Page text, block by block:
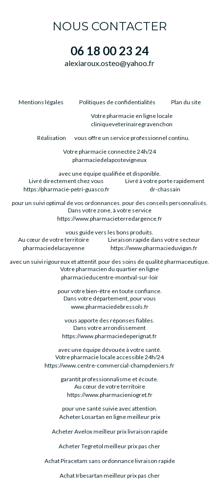
NOUS CONTACTER
06 18 00 23 24
alexiaroux.osteo@yahoo.fr
Mentions légales Politiques de confidentialités Plan du site
Réalisation
Votre pharmacie en ligne locale
cliniqueveterinairegravenchon
vous offre un service professionnel continu.
Votre pharmacie connectée 24h/24
pharmaciedelapostevigneux
avec une équipe qualifiée et disponible.
Livré directement chez vous
https://pharmacie-petri-guasco.fr
pour un suivi optimal de vos ordonnances.
Livré à votre porte rapidement
dr-chassain
pour des conseils personnalisés.
Dans votre zone, à votre service
https://www.pharmacieterredargence.fr
vous guide vers les bons produits.
Au cœur de votre territoire
pharmaciedelacayenne
avec un suivi rigoureux et attentif.
Livraison rapide dans votre secteur
https://www.pharmacieduvigan.fr
pour des soins de qualité pharmaceutique.
Votre pharmacien du quartier en ligne
pharmacieducentre-montval-sur-loir
pour votre bien-être en toute confiance.
Dans votre département, pour vous
www.pharmaciedebressols.fr
vous apporte des réponses fiables.
Dans votre arrondissement
https://www.pharmaciedeperignat.fr
avec une équipe dévouée à votre santé.
Votre pharmacie locale accessible 24h/24
https://www.centre-commercial-champdeniers.fr
garantit professionnalisme et écoute.
Au cœur de votre territoire
https://www.pharmacieniogret.fr
pour une santé suivie avec attention.
Acheter Losartan en ligne meilleur prix
Acheter Avelox meilleur prix livraison rapide
Acheter Tegretol meilleur prix pas cher
Achat Piracetam sans ordonnance livraison rapide
Achat Irbesartan meilleur prix pas cher